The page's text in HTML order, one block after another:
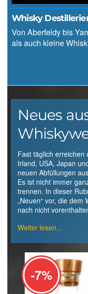
Whisky
Von Aberfeldy bis
als auch kleine
Neues
Fast täglich erreichen
Irland, USA, Japan
neuen Abfüllungen
Es ist nicht immer
trennen. In dieser
„Neuen“ vor, die
nach nicht
Whiskymarkt erlebt im
Aufschwung.
Blackwater, West
frischen Destillaten
erobern. Auch in
wir an Wolfburn, Glen
Mill u. a. die sich
Whiskymarkt
Schweiz oder Belgien
Ländern zum
-7%